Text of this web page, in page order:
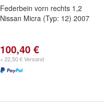
Federbein vorn rechts 1,2
Nissan Micra (Typ: 12) 2007
100,40 €
+ 22,50 € Versand